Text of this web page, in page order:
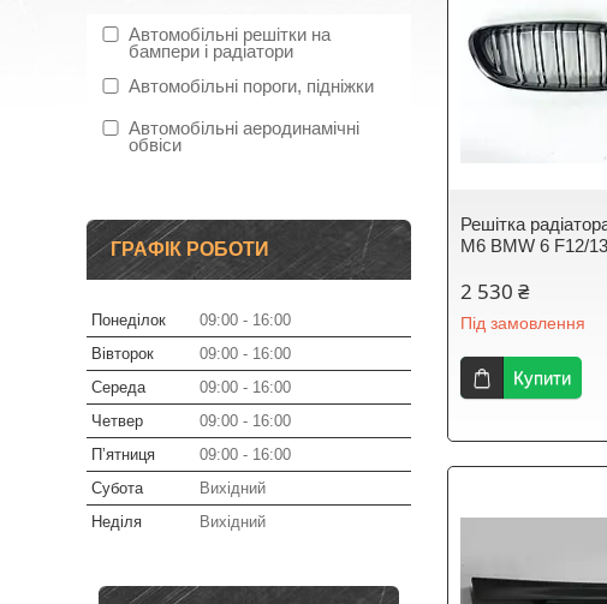
Решітка
М6 BMW 6 F12/
2 530 ₴
Під замовлення
Купити
Автомобільні решітки на
бампери і радіатори
Автомобільні пороги, підніжки
Автомобільні аеродинамічні
обвіси
ГРАФІК РОБОТИ
Понеділок 09:00
16:00
Вівторок
09:00
16:00
Середа
09:00
16:00
Четвер
09:00
16:00
Пʼятниця
09:00
16:00
Субота
Вихідний
Неділя
Вихідний